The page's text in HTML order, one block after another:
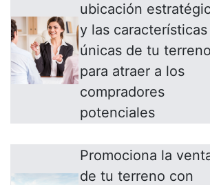
ubicación
y las características
únicas de tu terreno
para atraer a los
compradores
potenciales
Promociona la
de tu terreno con